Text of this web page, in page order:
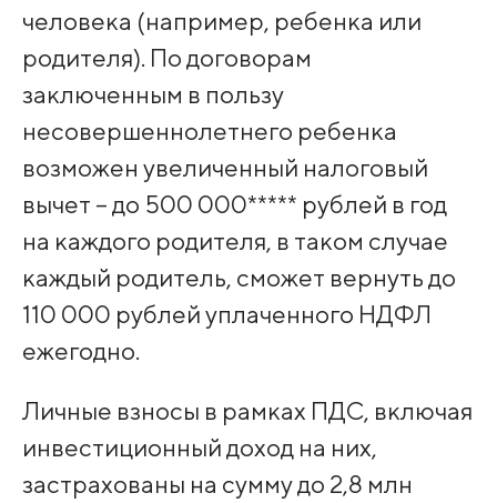
человека (например, ребенка или
родителя). По договорам
заключенным в пользу
несовершеннолетнего ребенка
возможен увеличенный налоговый
вычет – до 500 000***** рублей в год
на каждого родителя, в таком случае
каждый родитель, сможет вернуть до
110 000 рублей уплаченного НДФЛ
ежегодно.
Личные взносы в рамках ПДС, включая
инвестиционный доход на них,
застрахованы на сумму до 2,8 млн